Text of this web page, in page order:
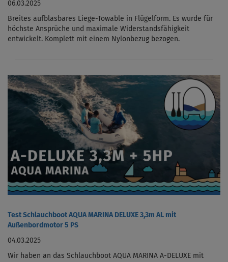
06.03.2025
Breites aufblasbares Liege-Towable in Flügelform. Es wurde für
höchste Ansprüche und maximale Widerstandsfähigkeit
entwickelt. Komplett mit einem Nylonbezug bezogen.
Test Schlauchboot AQUA MARINA DELUXE 3,3m AL mit
Außenbordmotor 5 PS
04.03.2025
Wir haben an das Schlauchboot AQUA MARINA A-DELUXE mit